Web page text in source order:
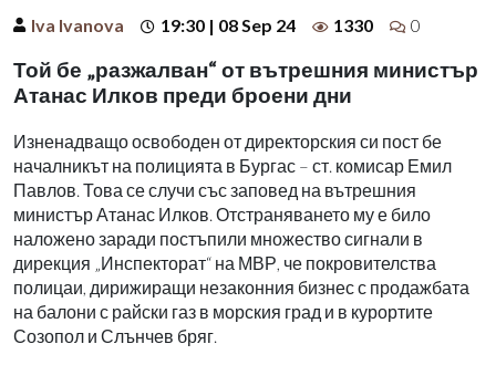
Iva Ivanova 19:30 | 08 Sep 24 1330 0
Той бе „разжалван“ от вътрешния министър
Атанас Илков преди броени дни
Изненадващо освободен от директорския си пост бе
началникът на полицията в Бургас – ст. комисар Емил
Павлов. Това се случи със заповед на вътрешния
министър Атанас Илков. Отстраняването му е било
наложено заради постъпили множество сигнали в
дирекция „Инспекторат“ на МВР, че покровителства
полицаи, дирижиращи незаконния бизнес с продажбата
на балони с райски газ в морския град и в курортите
Созопол и Слънчев бряг.